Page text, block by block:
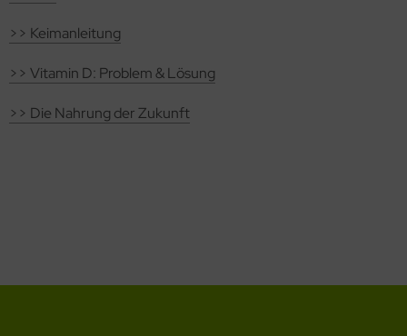
>> Keimanleitung
>> Vitamin D: Problem & Lösung
>> Die Nahrung der Zukunft
& Pizza
und Knäckebrot in Rohkostqualität
Lebensmittel, verschiedene Produkte
Vitakeimerzeugnisse
Kakao, Süßmittel, Kastanienmehl, Nussmus
fermentiert, unpasteurisiert (Sauerkraut,
Miso, Tamari)
fermentierte, alternative Käsesorten